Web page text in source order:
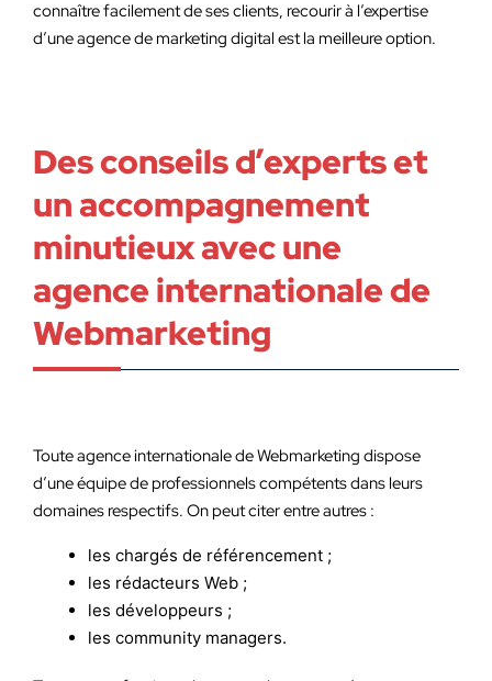
connaître facilement de ses clients, recourir à l’expertise
d’une agence de marketing digital est la meilleure option.
Des conseils d’experts et
un accompagnement
minutieux avec une
agence internationale de
Webmarketing
Toute agence internationale de Webmarketing dispose
d’une équipe de professionnels compétents dans leurs
domaines respectifs. On peut citer entre autres :
les chargés de référencement ;
les rédacteurs Web ;
les développeurs ;
les community managers.